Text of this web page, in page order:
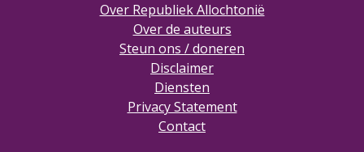
Over Republiek Allochtonië
Over de auteurs
Steun ons / doneren
Disclaimer
Diensten
Privacy Statement
Contact